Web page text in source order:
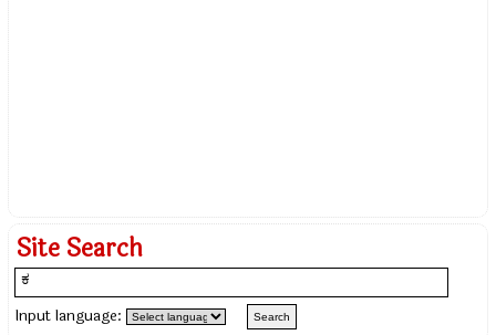
Site Search
Input language: